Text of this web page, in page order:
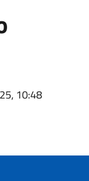
10:48